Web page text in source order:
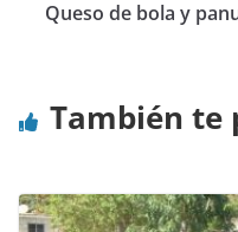
Queso de bola y
También te